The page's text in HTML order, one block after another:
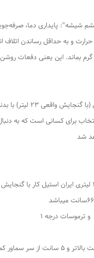
و به حداقل رساندن
بماند. این یعنی دفعات
برای کسانی است که به دنبال
شد
کمتر اب باشد